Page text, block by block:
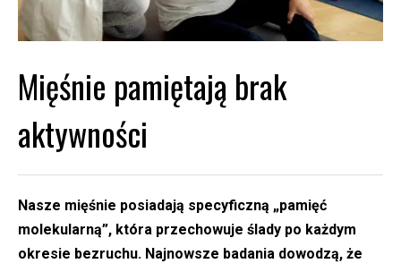
Mięśnie pamiętają brak
aktywności
Nasze mięśnie posiadają specyficzną „pamięć
molekularną”, która przechowuje ślady po każdym
okresie bezruchu. Najnowsze badania dowodzą, że